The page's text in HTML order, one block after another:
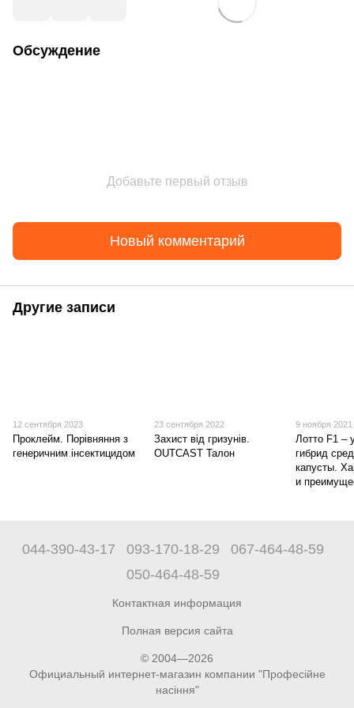
Обсуждение
Добавьте первый отзыв
Новый комментарий
Другие записи
12 сентября 2023
Проклейм. Порівняння з
генеричним інсектицидом
23 сентября 2022
Захист від гризунів.
OUTCAST Талон
9 ноября 2021
Лотто F1 –
гибрид
капусты.
и
044-390-43-17 093-170-18-29
067-464-48-59
050-464-48-59
Контактная информация
Полная версия сайта
© 2004—2026
Официальный интернет-магазин компании "Професійне
насіння"